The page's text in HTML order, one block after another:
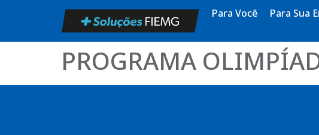
Para Você Para Sua
PROGRAMA